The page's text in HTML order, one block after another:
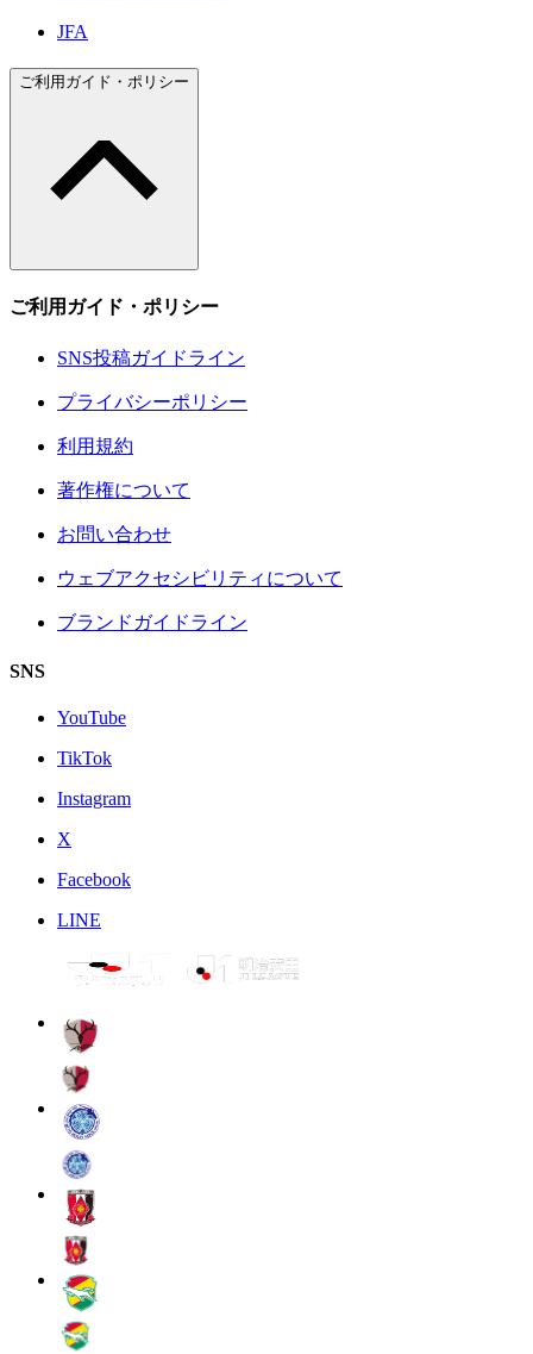
JFA
ご利用ガイド・ポリシー
ご利用ガイド・ポリシー
SNS投稿ガイドライン
プライバシーポリシー
利用規約
著作権について
お問い合わせ
ウェブアクセシビリティについて
ブランドガイドライン
SNS
YouTube
TikTok
Instagram
X
Facebook
LINE